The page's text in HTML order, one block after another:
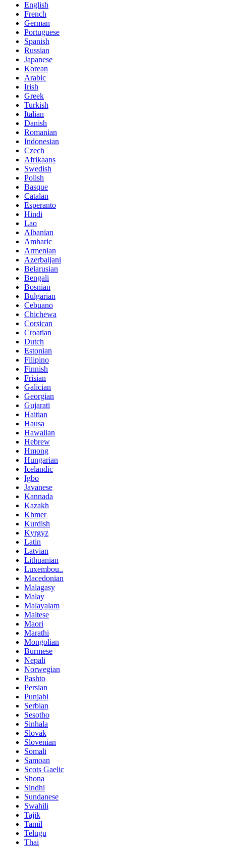
English
French
German
Portuguese
Spanish
Russian
Japanese
Korean
Arabic
Irish
Greek
Turkish
Italian
Danish
Romanian
Indonesian
Czech
Afrikaans
Swedish
Polish
Basque
Catalan
Esperanto
Hindi
Lao
Albanian
Amharic
Armenian
Azerbaijani
Belarusian
Bengali
Bosnian
Bulgarian
Cebuano
Chichewa
Corsican
Croatian
Dutch
Estonian
Filipino
Finnish
Frisian
Galician
Georgian
Gujarati
Haitian
Hausa
Hawaiian
Hebrew
Hmong
Hungarian
Icelandic
Igbo
Javanese
Kannada
Kazakh
Khmer
Kurdish
Kyrgyz
Latin
Latvian
Lithuanian
Luxembou..
Macedonian
Malagasy
Malay
Malayalam
Maltese
Maori
Marathi
Mongolian
Burmese
Nepali
Norwegian
Pashto
Persian
Punjabi
Serbian
Sesotho
Sinhala
Slovak
Slovenian
Somali
Samoan
Scots Gaelic
Shona
Sindhi
Sundanese
Swahili
Tajik
Tamil
Telugu
Thai